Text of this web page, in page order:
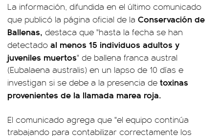
La información, difundida en el último comunicado
que publicó la página oficial de la Conservación de
Ballenas, destaca que "hasta la fecha se han
detectado al menos 15 individuos adultos y
juveniles muertos" de ballena franca austral
(Eubalaena australis) en un lapso de 10 días e
investigan si se debe a la presencia de toxinas
provenientes de la llamada marea roja.
El comunicado agrega que "el equipo continúa
trabajando para contabilizar correctamente los